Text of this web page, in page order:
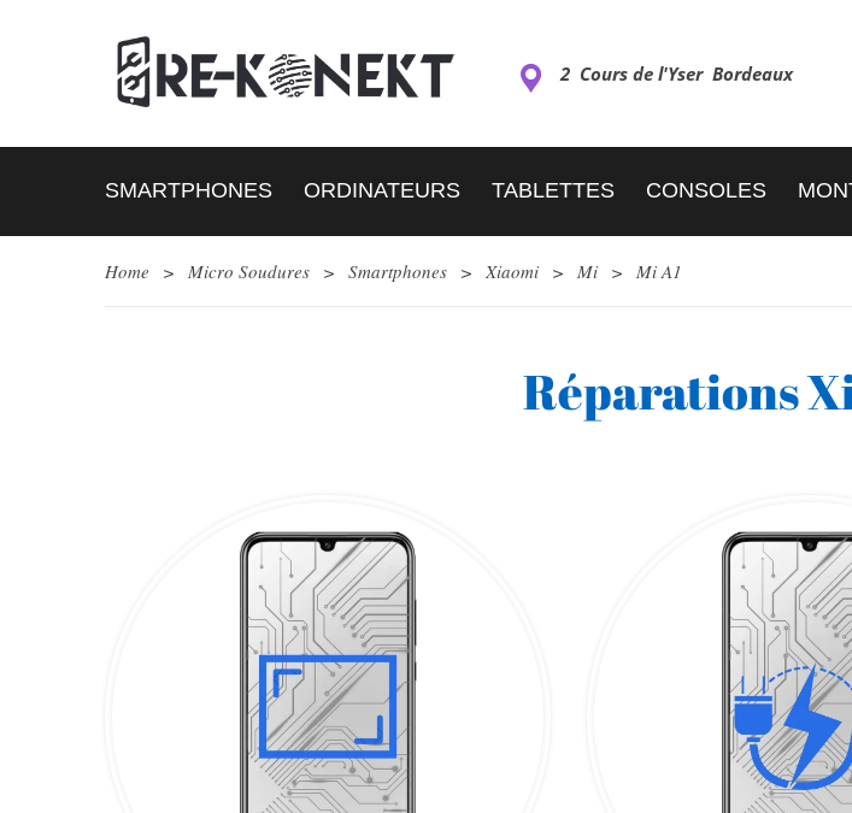
2 Cours de l'Yser Bordeaux
SMARTPHONES ORDINATEURS TABLETTES CONSOLES
Home > Micro Soudures > Smartphones > Xiaomi > Mi > Mi A1
Réparations